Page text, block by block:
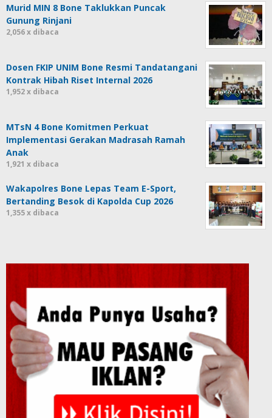
Murid MIN 8 Bone Taklukkan Puncak
Gunung Rinjani
2,056 x dibaca
Dosen FKIP UNIM Bone Resmi Tandatangani
Kontrak Hibah Riset Internal 2026
1,952 x dibaca
MTsN 4 Bone Komitmen Perkuat
Implementasi Gerakan Madrasah Ramah
Anak
1,921 x dibaca
Wakapolres Bone Lepas Team E-Sport,
Bertanding Besok di Kapolda Cup 2026
1,355 x dibaca